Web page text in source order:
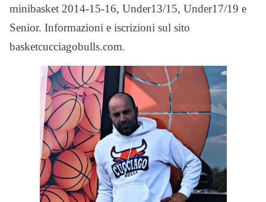
minibasket 2014-15-16, Under13/15, Under17/19 e
Senior. Informazioni e iscrizioni sul sito
basketcucciagobulls.com.